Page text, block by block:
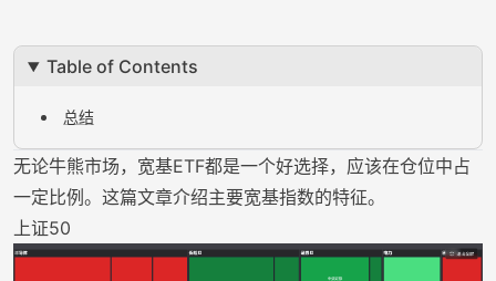
Table of Contents
总结
无论牛熊市场，宽基ETF都是一个好选择，应该在仓位中占
一定比例。这篇文章介绍主要宽基指数的特征。
上证50